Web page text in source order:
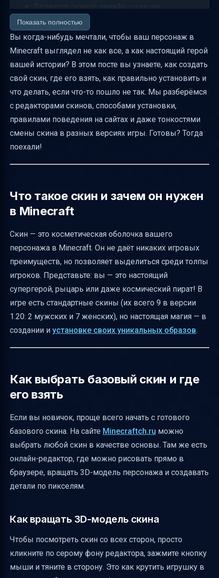
Редактор скинов онлайн — как им
пользоваться
Как сохранить и опубликовать скин
Правила поведения и модерация
Как установить скин в Minecraft на ПК
Что делать, если скин не отображается
Как создать свой скин с нуля — пошаговая
инструкция
Продвинутые возможности для опытных
пользователей
Безопасность и приватность
Таблица сравнения способов смены скина
Полезные советы для новичков
Визуальные элементы для ясности
Заключение
Полезные ссылки
Показать полностью
Вы когда-нибудь мечтали, чтобы ваш персонаж в
Minecraft выглядел не как все, а как настоящий герой
вашей истории? В этом посте вы узнаете, как создать
свой скин, где его взять, как правильно установить и
что делать, если что-то пошло не так. Мы разберёмся
с редакторами скинов, способами установки,
правилами поведения на сайтах и даже тонкостями
смены скина в разных версиях игры. Готовы? Тогда
поехали!
Что такое скин и зачем он нужен
в Minecraft
Скин — это косметическая оболочка вашего
персонажа в Minecraft. Он не даёт никаких игровых
преимуществ, но позволяет выделиться среди толпы
игроков. Представьте: вы — это настоящий
супергерой, рыцарь или даже космический пират! В
игре есть стандартные скины (их всего 9 в версии
1.20: 2 мужских и 7 женских), но настоящая магия — в
создании и установке своих уникальных образов.
Как выбрать базовый скин и где
его взять
Если вы новичок, проще всего начать с готового
базового скина. На сайте Minecraftch.ru можно
выбрать любой скин в качестве основы. Там же есть
онлайн-редактор, где можно рисовать прямо в
браузере, вращать 3D-модель персонажа и создавать
детали по пикселям.
Как вращать 3D-модель скина
Чтобы посмотреть скин со всех сторон, просто
кликните по серому фону редактора, зажмите кнопку
мыши и тяните в сторону. Это как крутить игрушку в